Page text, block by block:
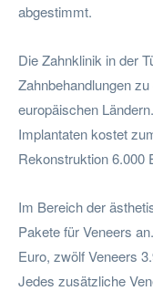
abgestimmt.
Die Zahnklinik in der
Zahnbehandlungen
europäischen
Implantaten kostet
Rekonstruktion 6.000
Im Bereich der
Pakete für Veneers
Euro, zwölf Veneers
Jedes zusätzliche